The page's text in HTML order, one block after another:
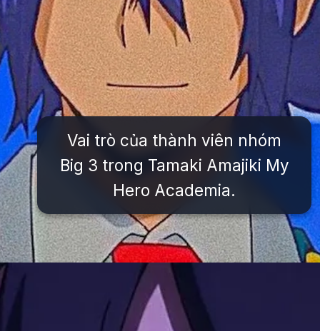
Vai trò của thành viên nhóm
Big 3 trong Tamaki Amajiki My
Hero Academia.
https://issiloo.edu.vn/tamaki-amajiki